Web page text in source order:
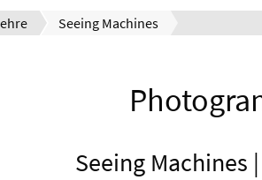
Seeing Machines
Seeing Machines